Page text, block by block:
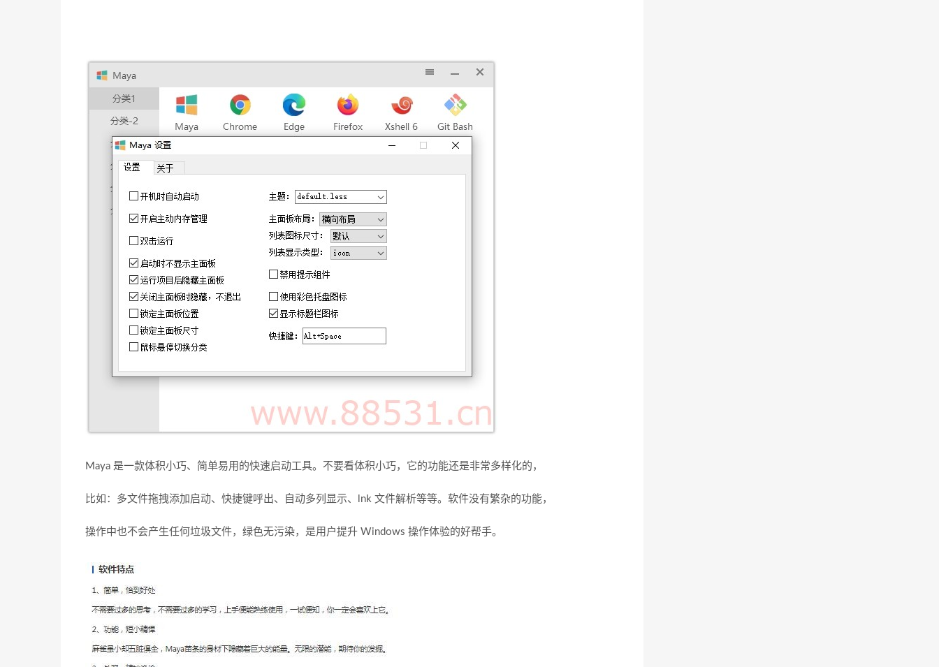
Maya 是一款体积小巧、简单易用的快速启动工具。不要看体积小巧，它的功能还是非常多样化的，
比如：多文件拖拽添加启动、快捷键呼出、自动多列显示、lnk 文件解析等等。软件没有繁杂的功能，
操作中也不会产生任何垃圾文件，绿色无污染，是用户提升 Windows 操作体验的好帮手。